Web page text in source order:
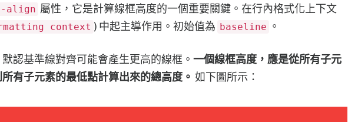
align 屬性，它是計算線框高度的一個重要關鍵。在行內格式化上下文
context ) 中起主導作用。初始值為 baseline 。
認基準線對齊可能會產生更高的線框。 一個線框高度，應是從所有子元
有子元素的最低點計算出來的總高度。 如下圖所示：